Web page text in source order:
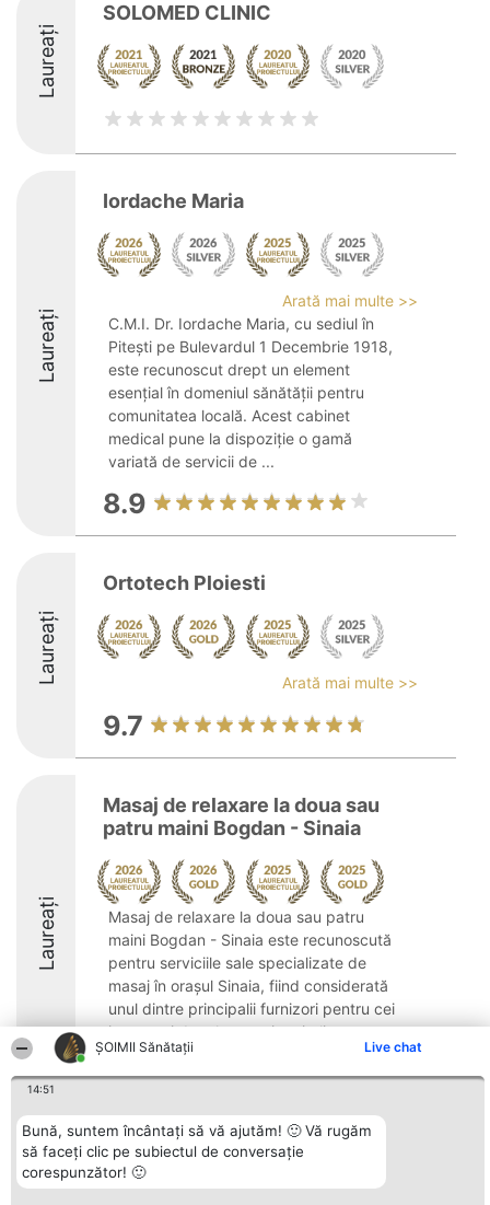
ŞOIMII Sănătații Live chat
14:51
Bună, suntem încântați să vă ajutăm! 🙂 Vă rugăm
să faceți clic pe subiectul de conversație
corespunzător! 🙂
Laureați
SOLOMED CLINIC
Laureați
Iordache Maria
Arată mai multe >>
C.M.I. Dr. Iordache Maria, cu sediul în
Pitești pe Bulevardul 1 Decembrie 1918,
este recunoscut drept un element
esențial în domeniul sănătății pentru
comunitatea locală. Acest cabinet
medical pune la dispoziție o gamă
variată de servicii de ...
8.9
Laureați
Ortotech Ploiesti
Arată mai multe >>
9.7
Laureați
Masaj de relaxare la doua sau
patru maini Bogdan - Sinaia
Masaj de relaxare la doua sau patru
maini Bogdan - Sinaia este recunoscută
pentru serviciile sale specializate de
masaj în orașul Sinaia, fiind considerată
unul dintre principalii furnizori pentru cei
interesați de relaxare și revitalizare. ...
10
Organizator Ranking
BRIGHT SOLUTIONS BR SRL
Aleea Timisul De Sus 2 Bl. A30
Plebiscyt